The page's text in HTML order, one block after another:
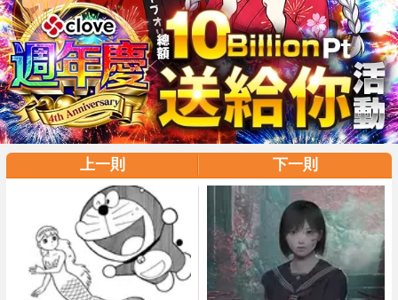
上一則 下一則